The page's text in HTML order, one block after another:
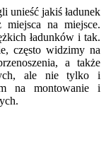
unieść jakiś ładunek
na miejsce.
ładunków i tak.
często widzimy na
a także
ale nie tylko i
na montowanie i